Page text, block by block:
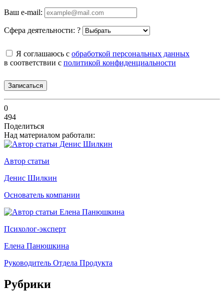
Ваш e-mail:
Сфера деятельности: ?
Я соглашаюсь с обработкой персональных данных
в соответствии с политикой конфиденциальности
Записаться
0
494
Поделиться
Над материалом работали:
Автор статьи
Денис Шилкин
Основатель компании
Психолог-эксперт
Елена Панюшкина
Руководитель Отдела Продукта
Рубрики